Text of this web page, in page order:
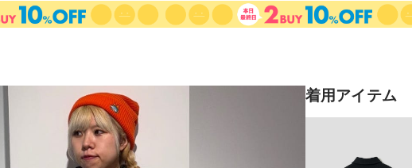
着用アイテム